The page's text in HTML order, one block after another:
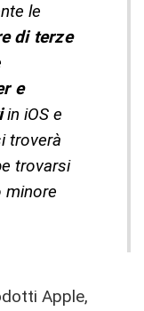
le
di terze
e
in iOS e
troverà
trovarsi
minore
Apple,